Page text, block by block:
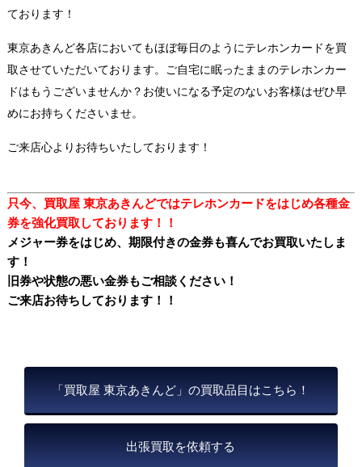
ております！
東京あきんど各店においてもほぼ毎日のようにテレホンカードを買
取させていただいております。ご自宅に眠ったままのテレホンカー
ドはもうございませんか？お使いになる予定のないお客様はぜひ早
めにお持ちくださいませ。
ご来店心よりお待ちいたしております！
只今、買取屋 東京あきんどではテレホンカードをはじめ各種金
券を強化買取しております！！
メジャー券をはじめ、期限付きの金券も喜んでお買取いたしま
す！
旧券や状態の悪い金券もご相談ください！
ご来店お待ちしております！！
「買取屋 東京あきんど」の買取品目はこちら！
出張買取を依頼する